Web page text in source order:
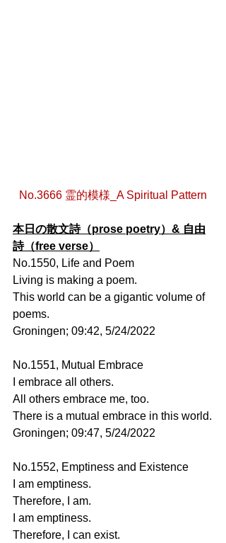
No.3666 霊的模様_A Spiritual Pattern
本日の散文詩（prose poetry）& 自由
詩（free verse）
No.1550, Life and Poem
Living is making a poem.
This world can be a gigantic volume of
poems.
Groningen; 09:42, 5/24/2022
No.1551, Mutual Embrace
I embrace all others.
All others embrace me, too.
There is a mutual embrace in this world.
Groningen; 09:47, 5/24/2022
No.1552, Emptiness and Existence
I am emptiness.
Therefore, I am.
I am emptiness.
Therefore, I can exist.